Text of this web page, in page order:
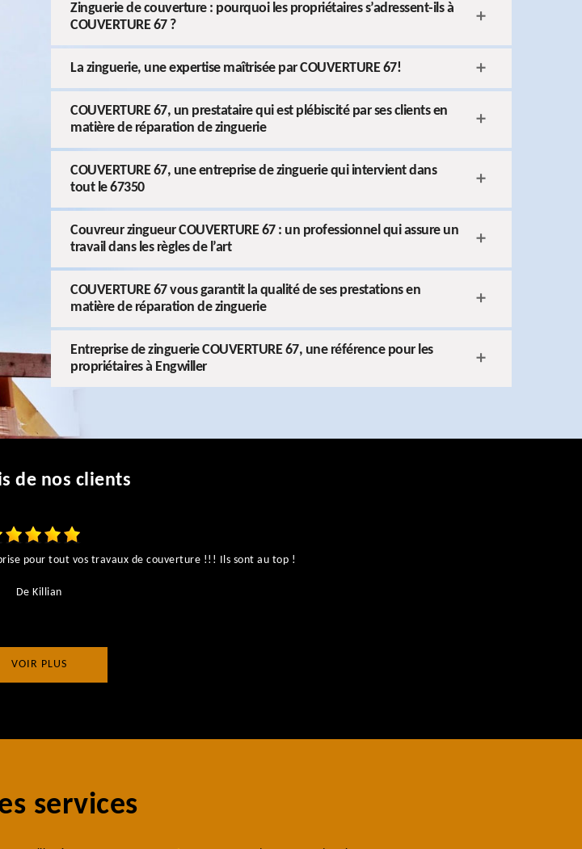
Zinguerie de couverture : pourquoi les propriétaires s’adressent-ils à
COUVERTURE 67 ?
La zinguerie, une expertise maîtrisée par COUVERTURE 67!
COUVERTURE 67, un prestataire qui est plébiscité par ses clients en
matière de réparation de zinguerie
COUVERTURE 67, une entreprise de zinguerie qui intervient dans
tout le 67350
Couvreur zingueur COUVERTURE 67 : un professionnel qui assure un
travail dans les règles de l’art
COUVERTURE 67 vous garantit la qualité de ses prestations en
matière de réparation de zinguerie
Entreprise de zinguerie COUVERTURE 67, une référence pour les
propriétaires à Engwiller
de nos clients
pour tout vos travaux de couverture !!! Ils sont au top !
De Killian
VOIR PLUS
services